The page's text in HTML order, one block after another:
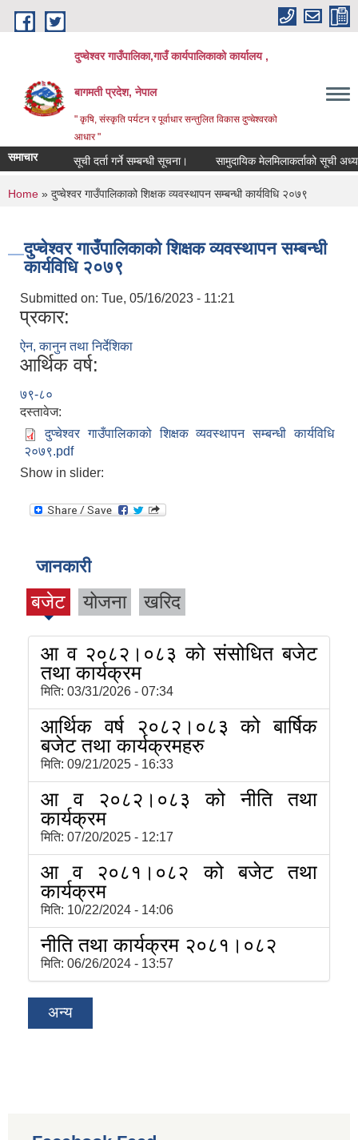
Skip to main content
दुप्चेश्वर गाउँपालिका,गाउँ कार्यपालिकाको कार्यालय ,
बागमती प्रदेश, नेपाल
" कृषि, संस्कृति पर्यटन र पूर्वाधार सन्तुलित विकास दुप्चेश्वरको
आधार "
समाचार सूची दर्ता गर्ने सम्बन्धी सूचना। सामुदायिक मेलमिलाकर्ताको सूची
You are here
Home » दुप्चेश्वर गाउँपालिकाको शिक्षक व्यवस्थापन सम्बन्धी कार्यविधि २०७९
दुप्चेश्वर गाउँपालिकाको शिक्षक व्यवस्थापन सम्बन्धी
कार्यविधि २०७९
Submitted on: Tue, 05/16/2023 - 11:21
प्रकार:
ऐन, कानुन तथा निर्देशिका
आर्थिक वर्ष:
७९-८०
दस्तावेज:
दुप्चेश्वर गाउँपालिकाको शिक्षक व्यवस्थापन सम्बन्धी कार्यविधि
२०७९.pdf
Show in slider:
जानकारी
बजेट योजना खरिद
आ व २०८२।०८३ को संसोधित बजेट
तथा कार्यक्रम
मिति: 03/31/2026 - 07:34
आर्थिक वर्ष २०८२।०८३ को बार्षिक
बजेट तथा कार्यक्रमहरु
मिति: 09/21/2025 - 16:33
आ व २०८२।०८३ को नीति तथा
कार्यक्रम
मिति: 07/20/2025 - 12:17
आ व २०८१।०८२ को बजेट तथा
कार्यक्रम
मिति: 10/22/2024 - 14:06
नीति तथा कार्यक्रम २०८१।०८२
मिति: 06/26/2024 - 13:57
अन्य